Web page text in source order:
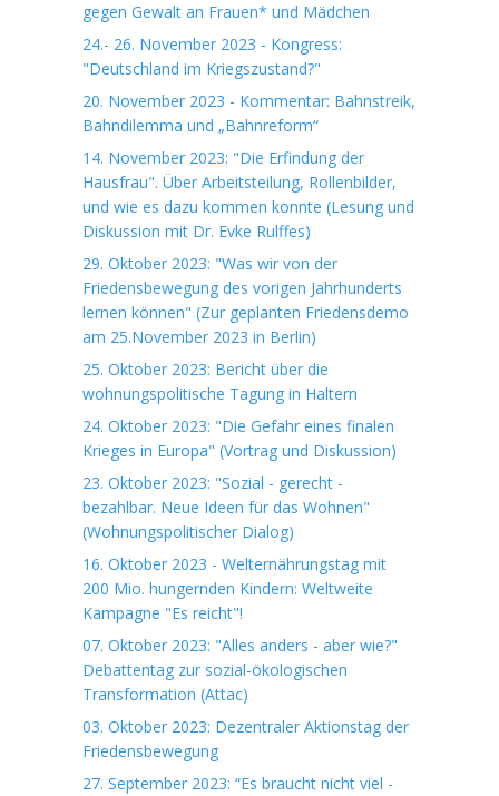
gegen Gewalt an Frauen* und Mädchen
24.- 26. November 2023 - Kongress:
"Deutschland im Kriegszustand?"
20. November 2023 - Kommentar: Bahnstreik,
Bahndilemma und „Bahnreform“
14. November 2023: "Die Erfindung der
Hausfrau". Über Arbeitsteilung, Rollenbilder,
und wie es dazu kommen konnte (Lesung und
Diskussion mit Dr. Evke Rulffes)
29. Oktober 2023: "Was wir von der
Friedensbewegung des vorigen Jahrhunderts
lernen können" (Zur geplanten Friedensdemo
am 25.November 2023 in Berlin)
25. Oktober 2023: Bericht über die
wohnungspolitische Tagung in Haltern
24. Oktober 2023: "Die Gefahr eines finalen
Krieges in Europa" (Vortrag und Diskussion)
23. Oktober 2023: "Sozial - gerecht -
bezahlbar. Neue Ideen für das Wohnen"
(Wohnungspolitischer Dialog)
16. Oktober 2023 - Welternährungstag mit
200 Mio. hungernden Kindern: Weltweite
Kampagne "Es reicht"!
07. Oktober 2023: "Alles anders - aber wie?"
Debattentag zur sozial-ökologischen
Transformation (Attac)
03. Oktober 2023: Dezentraler Aktionstag der
Friedensbewegung
27. September 2023: “Es braucht nicht viel -